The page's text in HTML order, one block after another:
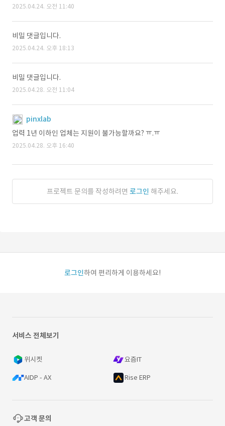
2025.04.24. 오전 11:40
비밀 댓글입니다.
2025.04.24. 오후 18:13
비밀 댓글입니다.
2025.04.28. 오전 11:04
pinxlab
업력 1년 이하인 업체는 지원이 불가능할까요? ㅠ.ㅠ
2025.04.28. 오후 16:40
프로젝트 문의를 작성하려면 로그인 해주세요.
로그인하여 편리하게 이용하세요!
서비스 전체보기
위시켓 요즘IT
AIDP - AX Rise ERP
고객 문의